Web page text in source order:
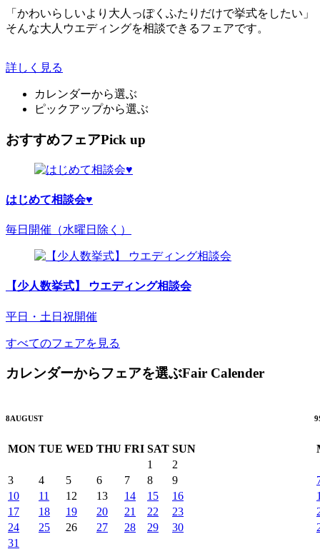
「かわいらしいより大人っぽくふたりだけで挙式をしたい」
そんな大人ウエディングを相談できるフェアです。
詳しく見る
カレンダーから選ぶ
ピックアップから選ぶ
おすすめフェアPick up
はじめて相談会♥
毎日開催（水曜日除く）
【少人数挙式】 ウエディング相談会
平日・土日祝開催
すべてのフェアを見る
カレンダーからフェアを選ぶFair Calender
8AUGUST
MON TUE WED THU FRI SAT SUN
1
2
3
4 5 6 7 8
9
10
11 12 13 14 15
16
17
18 19 20 21 22
23
24
25 26 27 28 29
30
31
9